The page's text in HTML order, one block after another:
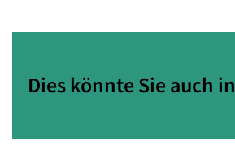
Dies könnte Sie auch